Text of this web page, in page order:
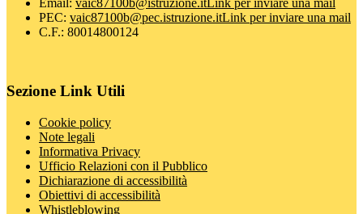
Email: vaic87100b@istruzione.itLink per inviare una mail
PEC: vaic87100b@pec.istruzione.itLink per inviare una mail
C.F.: 80014800124
Sezione Link Utili
Cookie policy
Note legali
Informativa Privacy
Ufficio Relazioni con il Pubblico
Dichiarazione di accessibilità
Obiettivi di accessibilità
Whistleblowing